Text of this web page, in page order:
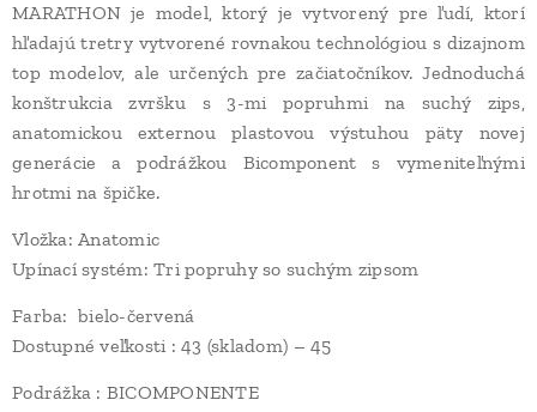
MARATHON je model, ktorý je vytvorený pre ľudí, ktorí
hľadajú tretry vytvorené rovnakou technológiou s dizajnom
top modelov, ale určených pre začiatočníkov. Jednoduchá
konštrukcia zvršku s 3-mi popruhmi na suchý zips,
anatomickou externou plastovou výstuhou päty novej
generácie a podrážkou Bicomponent s vymeniteľnými
hrotmi na špičke.
Vložka: Anatomic
Upínací systém: Tri popruhy so suchým zipsom
Farba: bielo-červená
Dostupné veľkosti : 43 (skladom) – 45
Podrážka : BICOMPONENTE